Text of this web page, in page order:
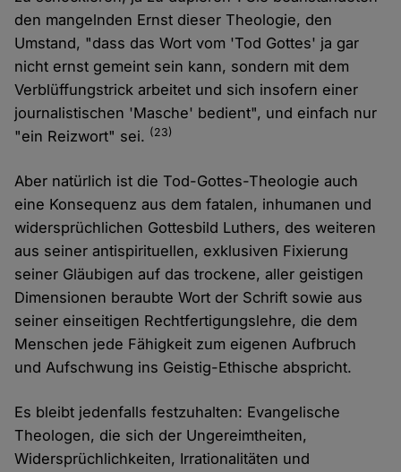
den mangelnden Ernst dieser Theologie, den
Umstand, "dass das Wort vom 'Tod Gottes' ja gar
nicht ernst gemeint sein kann, sondern mit dem
Verblüffungstrick arbeitet und sich insofern einer
journalistischen 'Masche' bedient", und einfach nur
"ein Reizwort" sei. (23)
Aber natürlich ist die Tod-Gottes-Theologie auch
eine Konsequenz aus dem fatalen, inhumanen und
widersprüchlichen Gottesbild Luthers, des weiteren
aus seiner antispirituellen, exklusiven Fixierung
seiner Gläubigen auf das trockene, aller geistigen
Dimensionen beraubte Wort der Schrift sowie aus
seiner einseitigen Rechtfertigungslehre, die dem
Menschen jede Fähigkeit zum eigenen Aufbruch
und Aufschwung ins Geistig-Ethische abspricht.
Es bleibt jedenfalls festzuhalten: Evangelische
Theologen, die sich der Ungereimtheiten,
Widersprüchlichkeiten, Irrationalitäten und